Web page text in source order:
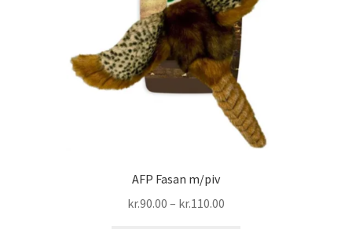
AFP Fasan m/piv
kr.90.00 – kr.110.00